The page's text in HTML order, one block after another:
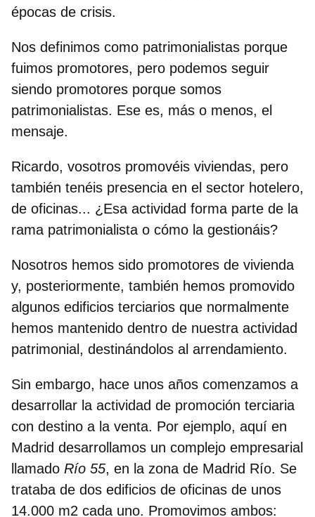
épocas de crisis.
Nos definimos como patrimonialistas porque
fuimos promotores, pero podemos seguir
siendo promotores porque somos
patrimonialistas. Ese es, más o menos, el
mensaje.
Ricardo, vosotros promovéis viviendas, pero
también tenéis presencia en el sector hotelero,
de oficinas... ¿Esa actividad forma parte de la
rama patrimonialista o cómo la gestionáis?
Nosotros hemos sido promotores de vivienda
y, posteriormente, también hemos promovido
algunos edificios terciarios que normalmente
hemos mantenido dentro de nuestra actividad
patrimonial, destinándolos al arrendamiento.
Sin embargo, hace unos años comenzamos a
desarrollar la actividad de promoción terciaria
con destino a la venta. Por ejemplo, aquí en
Madrid desarrollamos un complejo empresarial
llamado Río 55, en la zona de Madrid Río. Se
trataba de dos edificios de oficinas de unos
14.000 m2 cada uno. Promovimos ambos: